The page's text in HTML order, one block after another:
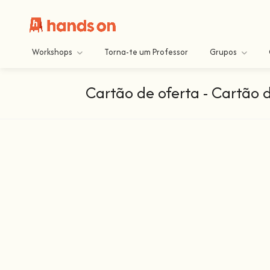
Workshops Torna-te um Professor Grupos
Cartão de oferta - Cartão